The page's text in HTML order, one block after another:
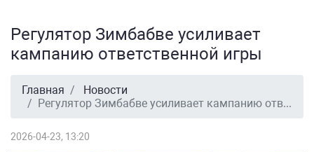
Регулятор Зимбабве усиливает
кампанию ответственной игры
Главная
Новости
Регулятор Зимбабве усиливает кампанию ответственной игры
2026-04-23, 13:20